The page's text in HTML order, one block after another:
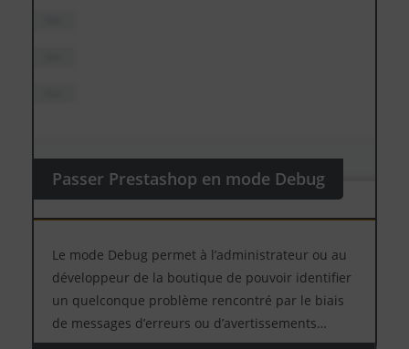
Passer Prestashop en mode Debug
Le mode Debug permet à l’administrateur ou au
développeur de la boutique de pouvoir identifier
un quelconque problème rencontré par le biais
de messages d’erreurs ou d’avertissements…